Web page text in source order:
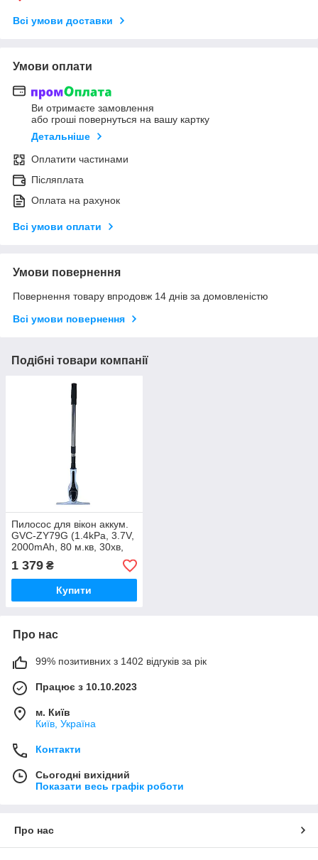
Всі умови доставки
Умови оплати
Ви отримаєте замовлення
або гроші повернуться на вашу картку
Детальніше
Оплатити частинами
Післяплата
Оплата на рахунок
Всі умови оплати
Умови повернення
Повернення товару впродовж 14 днів за домовленістю
Всі умови повернення
Подібні товари компанії
Пилосос для вікон аккум.
GVC-ZY79G (1.4kPa, 3.7V,
2000mAh, 80 м.кв, 30хв,
50ml, 120см)
(GRUNHELM)
1 379 ₴
Купити
Про нас
99% позитивних з 1402 відгуків за рік
Працює з 10.10.2023
м. Київ
Київ, Україна
Контакти
Сьогодні вихідний
Показати весь графік роботи
Про нас